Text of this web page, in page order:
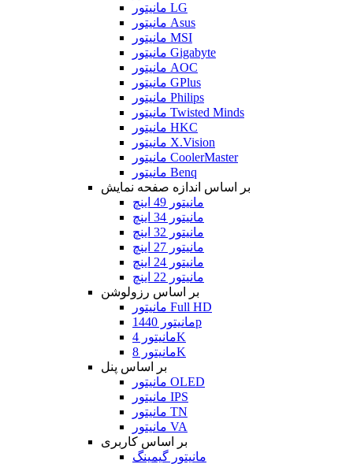
مانیتور LG
مانیتور Asus
مانیتور MSI
مانیتور Gigabyte
مانیتور AOC
مانیتور GPlus
مانیتور Philips
مانیتور Twisted Minds
مانیتور HKC
مانیتور X.Vision
مانیتور CoolerMaster
مانیتور Benq
بر اساس اندازه صفحه نمایش
مانیتور 49 اینچ
مانیتور 34 اینچ
مانیتور 32 اینچ
مانیتور 27 اینچ
مانیتور 24 اینچ
مانیتور 22 اینچ
بر اساس رزولوشن
مانیتور Full HD
مانیتور 1440p
مانیتور 4K
مانیتور 8K
بر اساس پنل
مانیتور OLED
مانیتور IPS
مانیتور TN
مانیتور VA
بر اساس کاربری
مانیتور گیمینگ